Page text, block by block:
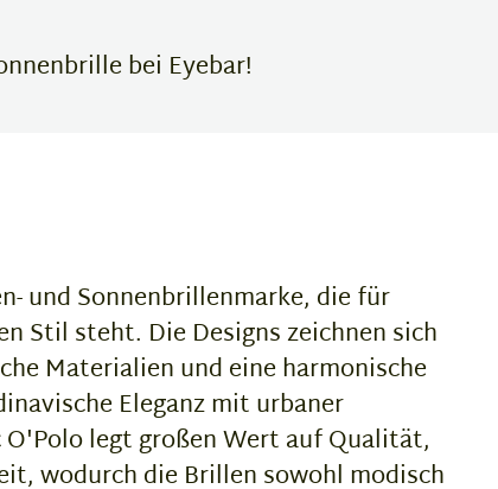
bei Eyebar!
und Sonnenbrillenmarke, die für
Stil steht. Die Designs zeichnen sich
Materialien und eine harmonische
Eleganz mit urbaner
legt großen Wert auf Qualität,
wodurch die Brillen sowohl modisch